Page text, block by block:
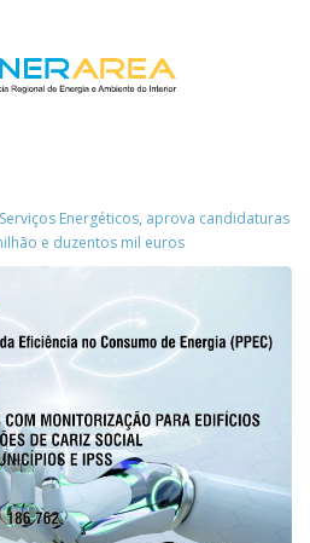
Energéticos, aprova candidaturas
e duzentos mil euros